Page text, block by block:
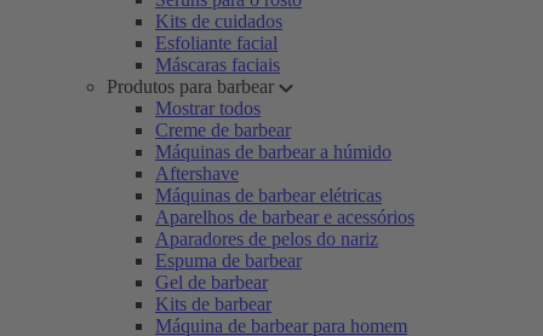
Kits de cuidados
Esfoliante facial
Máscaras faciais
Produtos para barbear
Mostrar todos
Creme de barbear
Máquinas de barbear a húmido
Aftershave
Máquinas de barbear elétricas
Aparelhos de barbear e acessórios
Aparadores de pelos do nariz
Espuma de barbear
Gel de barbear
Kits de barbear
Máquina de barbear para homem